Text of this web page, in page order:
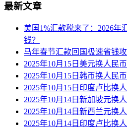
最新文章
美国1%汇款税来了：2026年
钱？
马年春节汇款回国极速省钱
2025年10月15日美元换人民
2025年10月15日韩币换人民
2025年10月15日印度卢比换
2025年10月14日新加坡元换
2025年10月14日新西兰元换
2025年10月14日印度卢比换